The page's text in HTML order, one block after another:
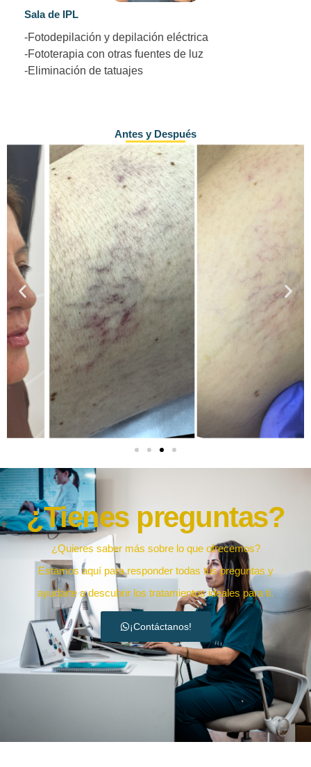
Sala de IPL
-Fotodepilación y depilación eléctrica
-Fototerapia con otras fuentes de luz
-Eliminación de tatuajes
Antes y Después
¿Tienes preguntas?
¿Quieres saber más sobre lo que ofrecemos?
Estamos aquí para responder todas tus preguntas y
ayudarte a descubrir los tratamientos ideales para ti.
¡Contáctanos!